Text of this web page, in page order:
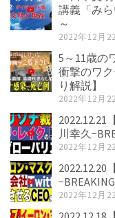
講義「み
～
2022年12月
5～11歳の
衝撃のワ
り解説】
2022年12月
川幸久
2022年12月
2022.12.20
2022年12月